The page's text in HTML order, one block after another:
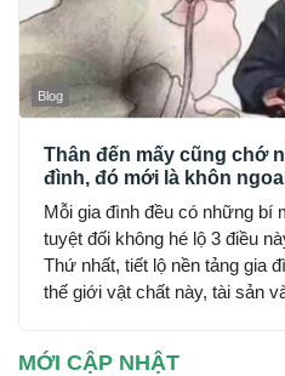
Blog
Thân đến mấy cũng chớ
đình, đó mới là khôn
Mỗi gia đình đều có những bí
tuyệt đối không hé lộ 3 điều
Thứ nhất, tiết lộ nền tảng gia
thế giới vật chất này, tài sản
MỚI CẬP NHẬT